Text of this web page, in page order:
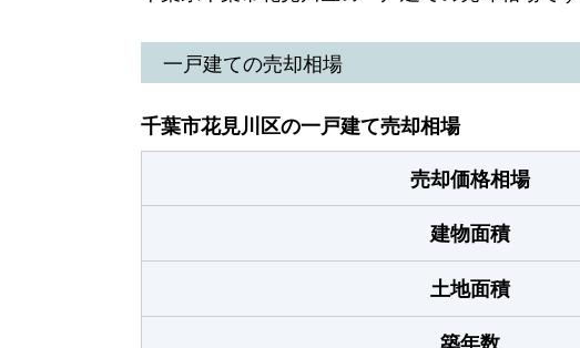
一戸建ての売却相場
千葉市花見川区の一戸建て売却相場
売却価格相場
建物面積
土地面積
築年数